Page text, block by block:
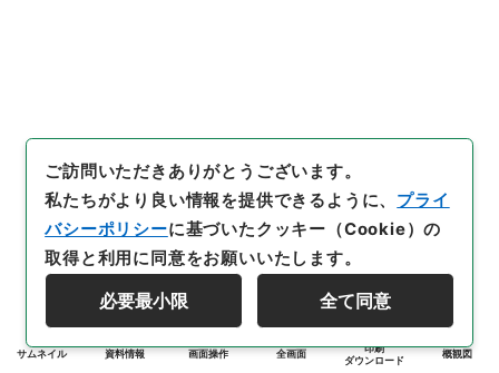
サムネイル 資料情報 画面操作 全画面
印刷
ダウンロード
概観図
ご訪問いただきありがとうございます。
私たちがより良い情報を提供できるように、 プライ
バシーポリシーに基づいたクッキー（Cookie）の
取得と利用に同意をお願いいたします。
必要最小限 全て同意